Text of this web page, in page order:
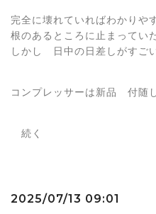
完全に壊れていればわかり
根のあるところに止まって
しかし 日中の日差しがすご
コンプレッサーは新品 付随
続く
2025/07/13 09:01